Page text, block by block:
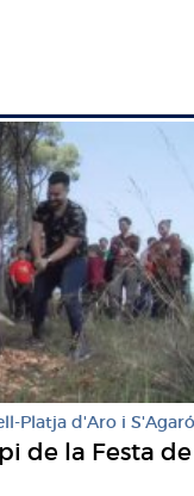
Platja d'Aro i S'Agaró
de la Festa de